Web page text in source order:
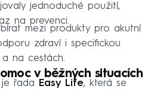
jednoduché použití,
na prevenci.
mezi produkty pro akutní
zdraví i specifickou
a na cestách.
v běžných situacích
je řada Easy Life, která se